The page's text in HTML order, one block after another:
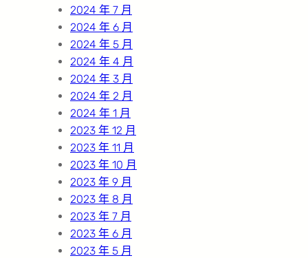
2024 年 7 月
2024 年 6 月
2024 年 5 月
2024 年 4 月
2024 年 3 月
2024 年 2 月
2024 年 1 月
2023 年 12 月
2023 年 11 月
2023 年 10 月
2023 年 9 月
2023 年 8 月
2023 年 7 月
2023 年 6 月
2023 年 5 月